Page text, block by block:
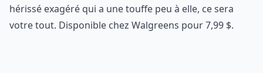
hérissé exagéré qui a une touffe peu à elle, ce sera
votre tout. Disponible chez Walgreens pour 7,99 $.